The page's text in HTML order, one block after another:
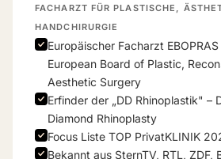
FACHARZT FÜR PLASTISCHE,
HANDCHIRURGIE
Europäischer Facharzt
European Board of Plastic,
Aesthetic Surgery
Erfinder der „DD Rhinoplastik" –
Diamond Rhinoplasty
Focus Liste TOP PrivatKLINIK
Bekannt aus SternTV, RTL, ZDF,